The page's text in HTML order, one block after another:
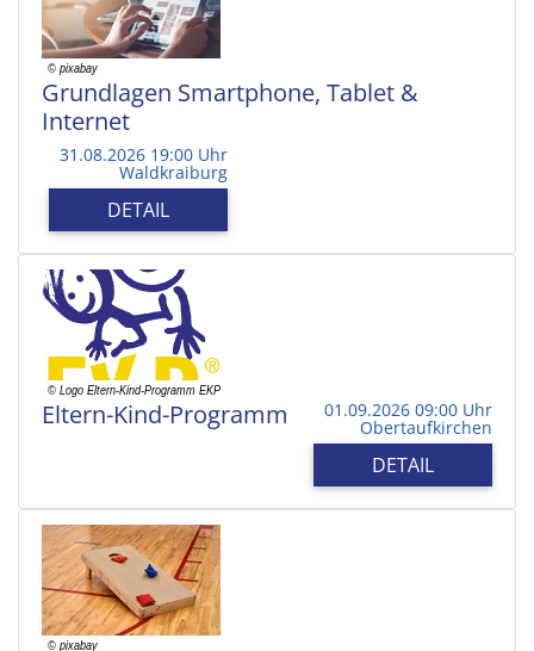
Grundlagen Smartphone, Tablet &
Internet
31.08.2026 19:00 Uhr
Waldkraiburg
DETAIL
Eltern-Kind-Programm 01.09.2026 09:00 Uhr
Obertaufkirchen
DETAIL